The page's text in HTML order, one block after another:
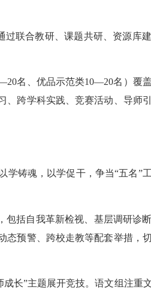
联合教研、课题共研、资源库
名、优品示范类10—20名）覆
、跨学科实践、竞赛活动、导师
铸魂，以学促干，争当“五名”
括自我革新检视、基层调研诊断
态预警、跨校走教等配套举措，
长”主题展开竞技。语文组注重